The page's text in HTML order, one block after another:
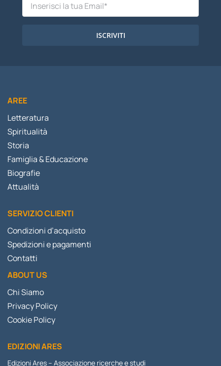
ISCRIVITI
AREE
Letteratura
Spiritualità
Storia
Famiglia & Educazione
Biografie
Attualità
SERVIZIO CLIENTI
Condizioni d’acquisto
Spedizioni e pagamenti
Contatti
ABOUT US
Chi Siamo
Privacy Policy
Cookie Policy
EDIZIONI ARES
Edizioni Ares – Associazione ricerche e studi